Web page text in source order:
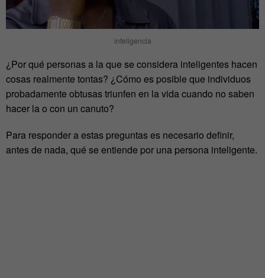
inteligencia
¿Por qué personas a la que se considera inteligentes hacen
cosas realmente tontas? ¿Cómo es posible que individuos
probadamente obtusas triunfen en la vida cuando no saben
hacer la o con un canuto?
Para responder a estas preguntas es necesario definir,
antes de nada, qué se entiende por una persona inteligente.